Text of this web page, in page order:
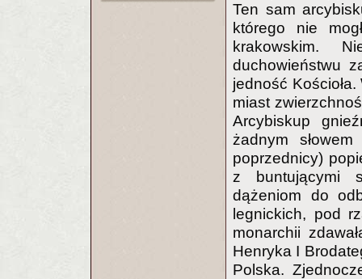
Ten sam
którego nie
krakowskim.
duchowieństwu
jedność
miast
Arcybiskup
żadnym
poprzednicy)
z buntującymi
dążeniom do
legnickich, pod
monarchii
Henryka I
Polska.